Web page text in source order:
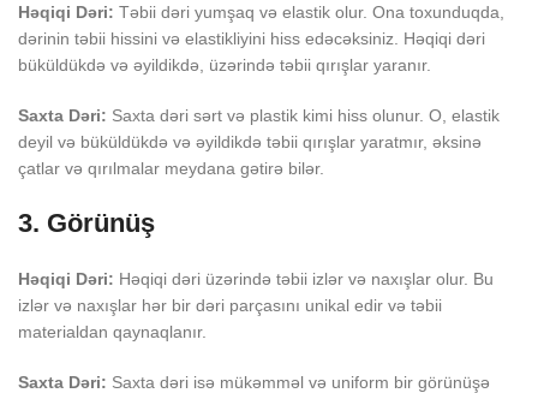
Həqiqi Dəri: Təbii dəri yumşaq və elastik olur. Ona toxunduqda,
dərinin təbii hissini və elastikliyini hiss edəcəksiniz. Həqiqi dəri
büküldükdə və əyildikdə, üzərində təbii qırışlar yaranır.
Saxta Dəri: Saxta dəri sərt və plastik kimi hiss olunur. O, elastik
deyil və büküldükdə və əyildikdə təbii qırışlar yaratmır, əksinə
çatlar və qırılmalar meydana gətirə bilər.
3. Görünüş
Həqiqi Dəri: Həqiqi dəri üzərində təbii izlər və naxışlar olur. Bu
izlər və naxışlar hər bir dəri parçasını unikal edir və təbii
materialdan qaynaqlanır.
Saxta Dəri: Saxta dəri isə mükəmməl və uniform bir görünüşə